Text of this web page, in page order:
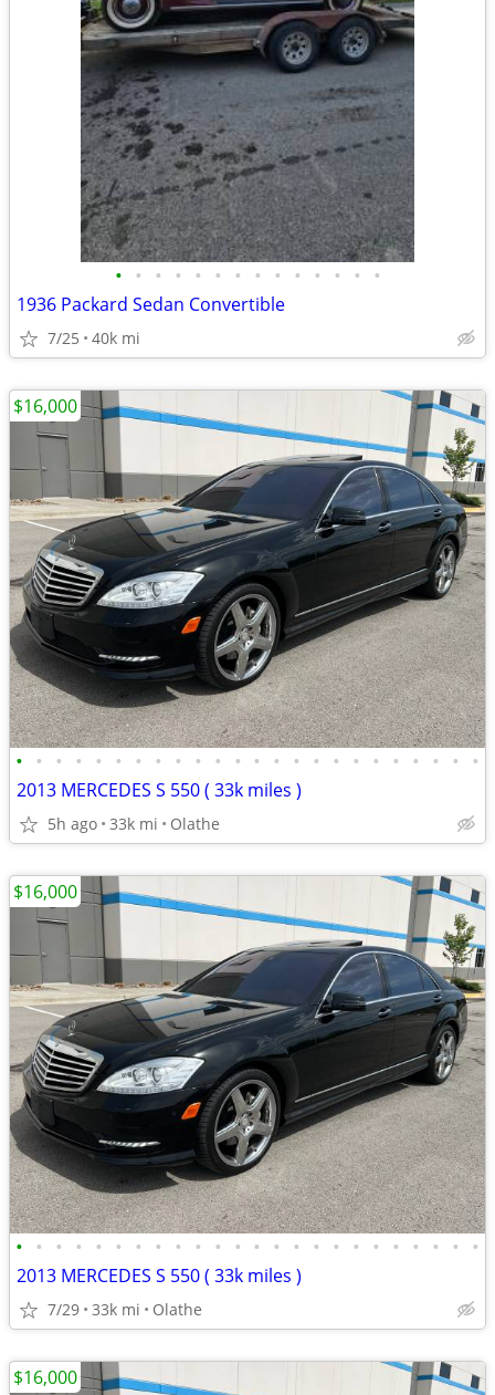
• • • • • • • • • • • • • •
1936 Packard Sedan Convertible
7/25 40k mi
• • • • • • • • • • • • • • • • • • • • • • • •
2013 MERCEDES S 550 ( 33k miles )
5h ago 33k mi Olathe
$16,000
• • • • • • • • • • • • • • • • • • • • • • • •
2013 MERCEDES S 550 ( 33k miles )
7/29 33k mi Olathe
$16,000
$16,000